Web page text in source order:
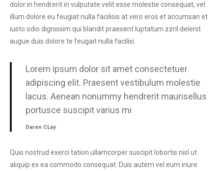
dolor in hendrerit in vulputate velit esse molestie consequat, vel
illum dolore eu feugiat nulla facilisis at vero eros et accumsan et
iusto odio dignissim qui blandit praesent luptatum zzril delenit
augue duis dolore te feugait nulla facilisi.
Lorem ipsum dolor sit amet consectetuer
adipiscing elit. Praesent vestibulum molestie
lacus. Aenean nonummy hendrerit maurisellus
portusce suscipit varius mi
Daren CLay
Quis nostrud exerci tation ullamcorper suscipit lobortis nisl ut
aliquip ex ea commodo consequat. Duis autem vel eum iriure